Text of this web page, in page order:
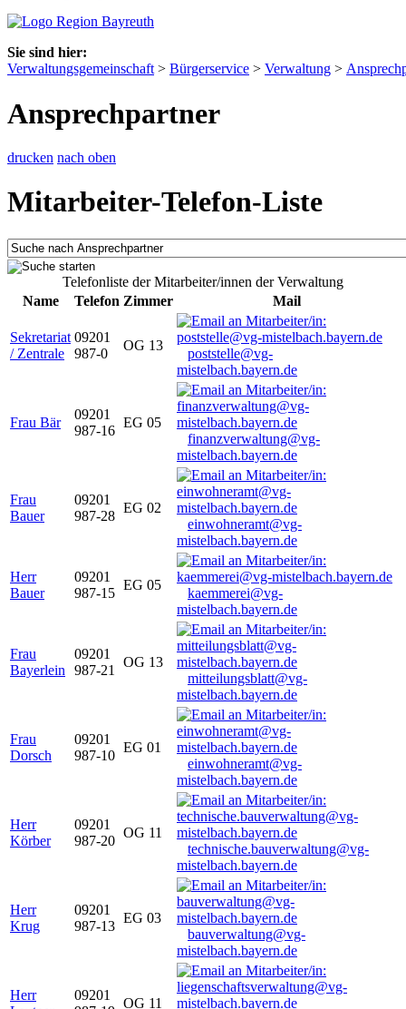
Sie sind hier:
Verwaltungsgemeinschaft > Bürgerservice > Verwaltung >
Ansprechpartner
drucken nach oben
Mitarbeiter-Telefon-Liste
Telefonliste der Mitarbeiter/innen der Verwaltung
Name
Telefon Zimmer Mail
Sekretariat
/ Zentrale
09201
987-0
OG 13
poststelle@vg-
mistelbach.bayern.de
Frau Bär
09201
987-16
EG 05
finanzverwaltung@vg-
mistelbach.bayern.de
Frau
Bauer
09201
987-28
EG 02
einwohneramt@vg-
mistelbach.bayern.de
Herr
Bauer
09201
987-15
EG 05
kaemmerei@vg-
mistelbach.bayern.de
Frau
Bayerlein
09201
987-21
OG 13
mitteilungsblatt@vg-
mistelbach.bayern.de
Frau
Dorsch
09201
987-10
EG 01
einwohneramt@vg-
mistelbach.bayern.de
Herr
Körber
09201
987-20
OG 11
technische.bauverwaltung@vg-
mistelbach.bayern.de
Herr
Krug
09201
987-13
EG 03
bauverwaltung@vg-
mistelbach.bayern.de
Herr
09201
OG 11